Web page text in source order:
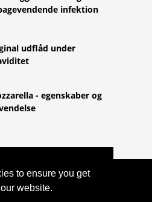
to ensure you get
website.
infektion
udflåd under
- egenskaber og
2026